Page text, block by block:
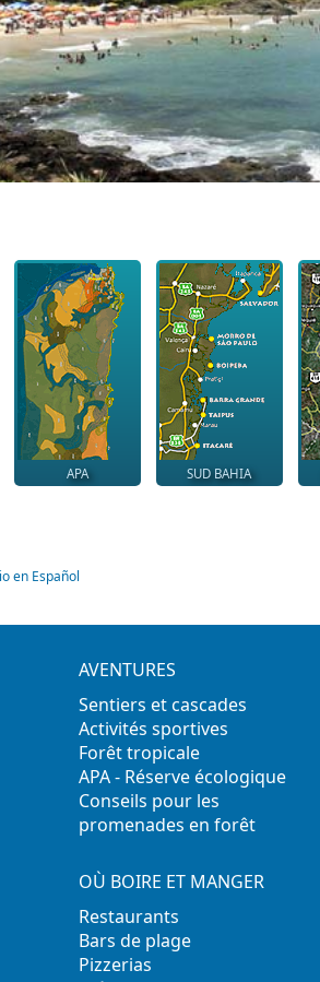
APA SUD BAHIA
en Español
AVENTURES
Sentiers et cascades
Activités sportives
Forêt tropicale
APA - Réserve écologique
Conseils pour les
promenades en forêt
OÙ BOIRE ET MANGER
Restaurants
Bars de plage
Pizzerias